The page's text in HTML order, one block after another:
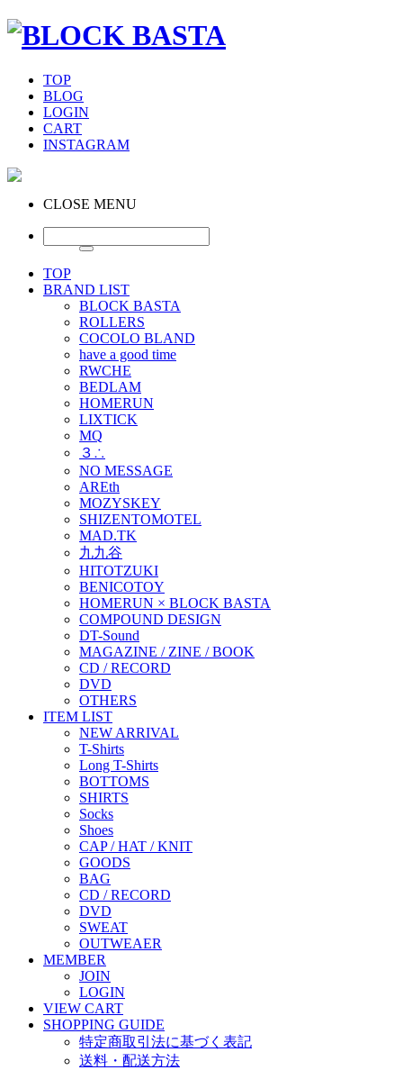
TOP
BLOG
LOGIN
CART
INSTAGRAM
CLOSE MENU
TOP
BRAND LIST
BLOCK BASTA
ROLLERS
COCOLO BLAND
have a good time
RWCHE
BEDLAM
HOMERUN
LIXTICK
MQ
３∴
NO MESSAGE
AREth
MOZYSKEY
SHIZENTOMOTEL
MAD.TK
九九谷
HITOTZUKI
BENICOTOY
HOMERUN × BLOCK BASTA
COMPOUND DESIGN
DT-Sound
MAGAZINE / ZINE / BOOK
CD / RECORD
DVD
OTHERS
ITEM LIST
NEW ARRIVAL
T-Shirts
Long T-Shirts
BOTTOMS
SHIRTS
Socks
Shoes
CAP / HAT / KNIT
GOODS
BAG
CD / RECORD
DVD
SWEAT
OUTWEAER
MEMBER
JOIN
LOGIN
VIEW CART
SHOPPING GUIDE
特定商取引法に基づく表記
送料・配送方法